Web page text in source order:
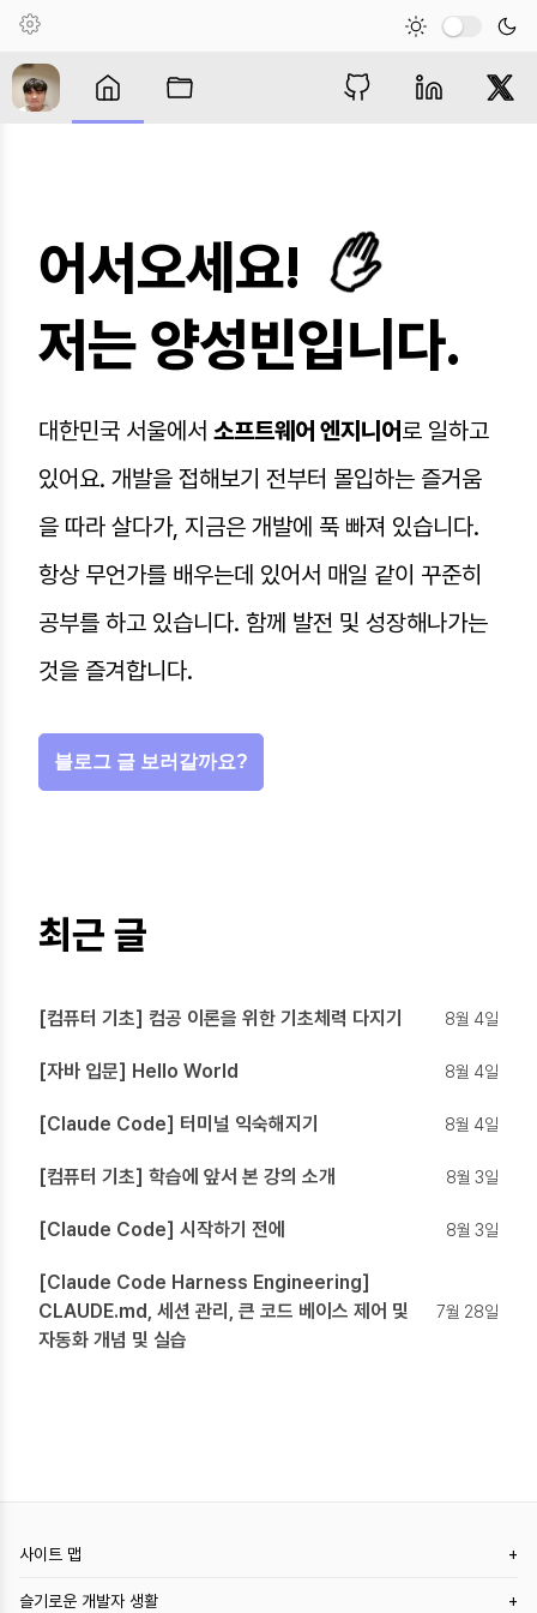
어서오세요!
저는 양성빈입니다.
대한민국 서울에서 소프트웨어 엔지니어로 일하고
있어요. 개발을 접해보기 전부터 몰입하는 즐거움
을 따라 살다가, 지금은 개발에 푹 빠져 있습니다.
항상 무언가를 배우는데 있어서 매일 같이 꾸준히
공부를 하고 있습니다. 함께 발전 및 성장해나가는
것을 즐겨합니다.
블로그 글 보러갈까요?
최근 글
[컴퓨터 기초] 컴공 이론을 위한 기초체력 다지기 8월 4일
[자바 입문] Hello World 8월 4일
[Claude Code] 터미널 익숙해지기 8월 4일
[컴퓨터 기초] 학습에 앞서 본 강의 소개 8월 3일
[Claude Code] 시작하기 전에 8월 3일
[Claude Code Harness Engineering]
CLAUDE.md, 세션 관리, 큰 코드 베이스 제어 및
자동화 개념 및 실습
7월 28일
사이트 맵
슬기로운 개발자 생활